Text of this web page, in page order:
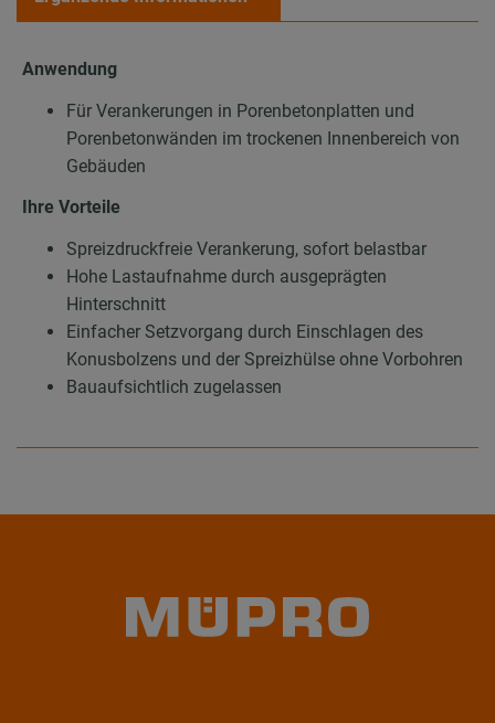
Anwendung
Für Verankerungen in Porenbetonplatten und
Porenbetonwänden im trockenen Innenbereich von
Gebäuden
Ihre Vorteile
Spreizdruckfreie Verankerung, sofort belastbar
Hohe Lastaufnahme durch ausgeprägten
Hinterschnitt
Einfacher Setzvorgang durch Einschlagen des
Konusbolzens und der Spreizhülse ohne Vorbohren
Bauaufsichtlich zugelassen